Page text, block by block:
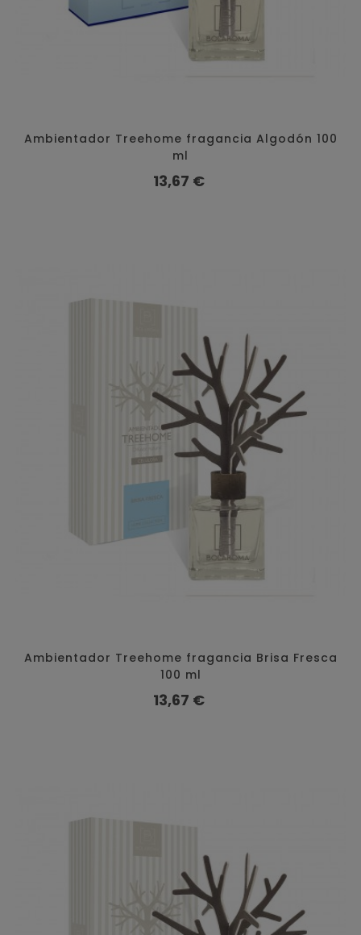
Ambientador Treehome fragancia Algodón 100
ml
Precio
13,67 €
Ambientador Treehome fragancia Brisa Fresca
100 ml
Precio
13,67 €